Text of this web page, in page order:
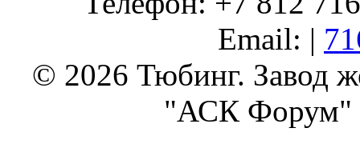
Email: |
© 2026 Тюбинг. Завод
"АСК Форум"